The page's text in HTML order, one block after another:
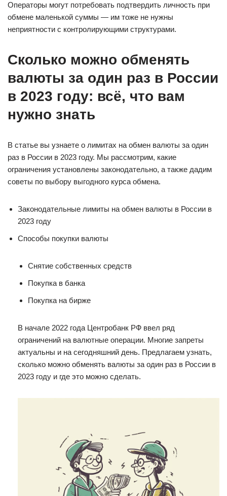
Операторы могут потребовать подтвердить личность при
обмене маленькой суммы — им тоже не нужны
неприятности с контролирующими структурами.
Сколько можно обменять
валюты за один раз в России
в 2023 году: всё, что вам
нужно знать
В статье вы узнаете о лимитах на обмен валюты за один
раз в России в 2023 году. Мы рассмотрим, какие
ограничения установлены законодательно, а также дадим
советы по выбору выгодного курса обмена.
Законодательные лимиты на обмен валюты в России в
2023 году
Способы покупки валюты
Снятие собственных средств
Покупка в банка
Покупка на бирже
В начале 2022 года Центробанк РФ ввел ряд
ограничений на валютные операции. Многие запреты
актуальны и на сегодняшний день. Предлагаем узнать,
сколько можно обменять валюты за один раз в России в
2023 году и где это можно сделать.